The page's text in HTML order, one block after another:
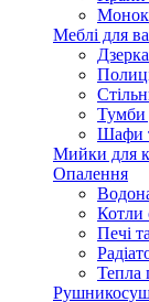
Меблі для
Тумби
Шафи
Мийки для
Опалення
Котли
Печі
Тепла